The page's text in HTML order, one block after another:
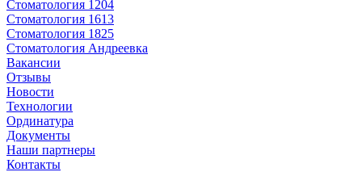
Стоматология 1204
Стоматология 1613
Стоматология 1825
Стоматология Андреевка
Вакансии
Отзывы
Новости
Технологии
Ординатура
Документы
Наши партнеры
Контакты